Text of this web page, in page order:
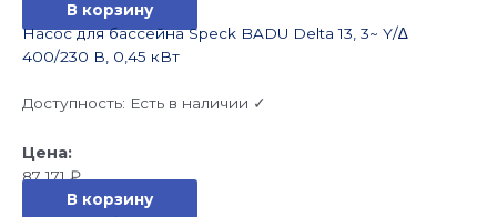
В корзину
Насос для бассейна Speck BADU Delta 13, 3~ Y/∆
400/230 В, 0,45 кВт
Доступность: Есть в наличии ✓
87 171₽
В корзину